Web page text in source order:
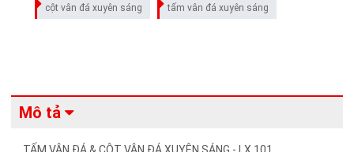
cột vân đá xuyên sáng tấm vân đá xuyên sáng
Mô tả